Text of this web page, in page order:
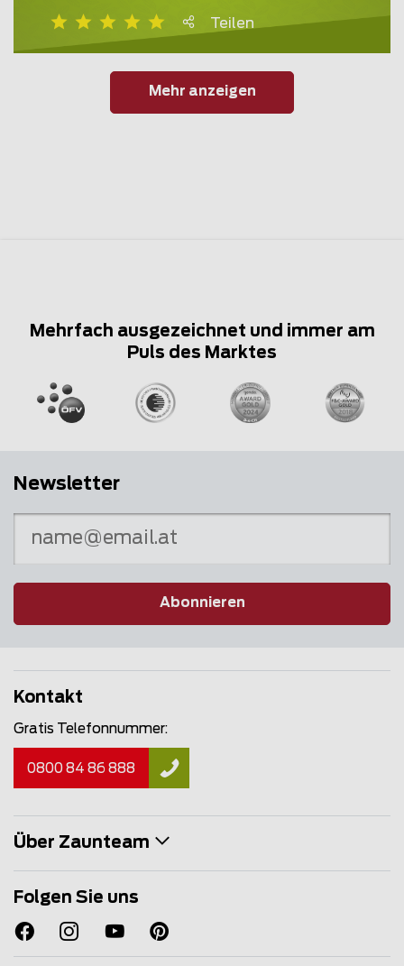
Teilen
Mehr anzeigen
Mehrfach ausgezeichnet und immer am
Puls des Marktes
Newsletter
Abonnieren
Kontakt
Gratis Telefonnummer:
0800 84 86 888
Über Zaunteam
Folgen Sie uns